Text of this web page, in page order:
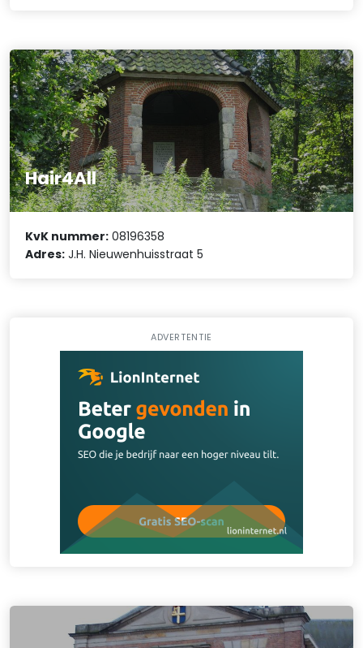
Hair4All
KvK nummer: 08196358
Adres: J.H. Nieuwenhuisstraat 5
ADVERTENTIE